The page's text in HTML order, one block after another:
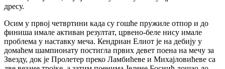
дресу.
Осим у првој четвртини када су гошће пружиле отпор и до
финиша имале активан резултат, црвено-беле нису имале
проблема у наставку меча. Кендриан Елиот је на дебију у
домаћем шампионату постигла првих девет поена на мечу за
Звезду, док је Пролетер преко Ламбићеве и Михајловићеве са